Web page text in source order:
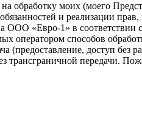
моих (моего
и реализации
«Евро-1» в соответствии
оператором способов
доступ без
трансграничной передачи.